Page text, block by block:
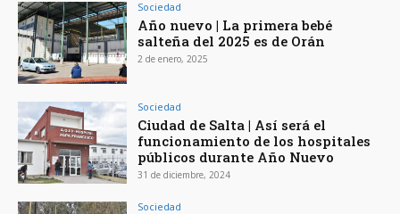
Sociedad
Año nuevo | La primera bebé
salteña del 2025 es de Orán
2 de enero, 2025
Sociedad
Ciudad de Salta | Así será el
funcionamiento de los hospitales
públicos durante Año Nuevo
31 de diciembre, 2024
Sociedad